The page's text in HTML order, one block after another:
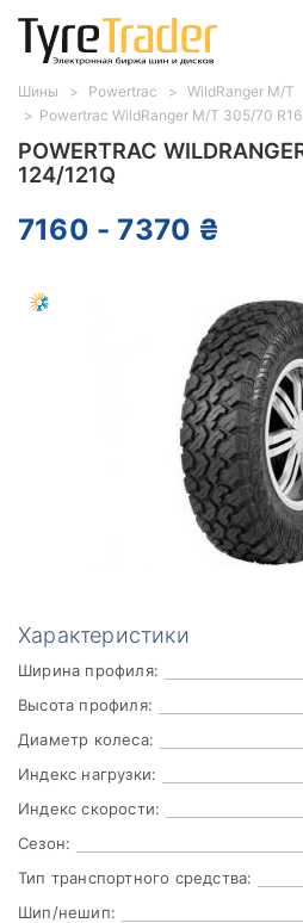
POWERTRAC
124/121Q
7160 - 7370 ₴
Характеристики
Ширина профиля:
Высота профиля:
Диаметр колеса:
Индекс нагрузки:
Индекс скорости:
Сезон:
Тип транспортного средства:
Шип/нешип:
Шины Powertrac
WildRanger M/T
Powertrac WildRanger M/T 305/70